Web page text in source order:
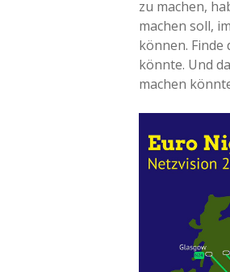
zu machen,
machen soll,
können.
könnte. Und
machen